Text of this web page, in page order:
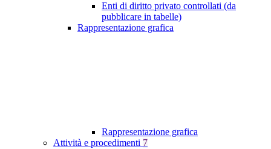
Enti di diritto privato controllati (da
pubblicare in tabelle)
Rappresentazione grafica
Rappresentazione grafica
Attività e procedimenti 7